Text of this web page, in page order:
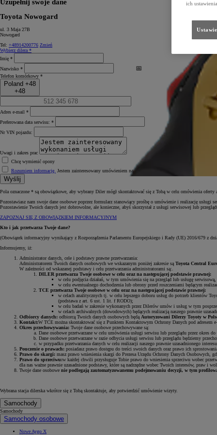
Uzupełnij swoje dane
Toyota Nowogard
ul. 3 Maja 27B
Nowogard
Tel: +48914200776 Zmień
Wybierz dilera *
Imię *
Nazwisko *
Telefon komórkowy *
Poland +48
+48
Adres e-mail *
Preferowana data serwisu: *
Nr VIN pojazdu:
Uwagi i zakres prac
Chcę wymienić opony
Rozumiem informację. Jestem zainteresowany umówieniem na serwis lub przegląd. *
Wyślij
Pola oznaczone * są obowiązkowe, aby wybrany Diler mógł skontaktować się z Tobą w celu omówienia oferty
Pozostawiasz nam swoje dane osobowe poprzez formularz stanowiący prośbę o umówienie i realizację
Pozostawienie Twoich danych jest dobrowolne, ale konieczne, abyś skorzystał z usługi serwisowej lub
ZAPOZNAJ SIĘ Z OBOWIĄZKIEM INFORMACYJNYM
Kto i jak przetwarza Twoje dane?
(Obowiązek informacyjny wynikający z Rozporządzenia Parlamentu Europejskiego i Rady (UE) 2016/679 z
Informujemy, iż:
Administrator danych, cele i podstawy prawne przetwarzania:
Administratorem Twoich danych osobowych we wskazanym poniżej zakresie są Toyota Central
W zależności od wskazanej podstawy i celu przetwarzania administratorami są:.
DILER przetwarza Twoje osobowe w celu oraz na następującej podstawie prawnej:
w celu podjęcia działań, w tym umówienia się na przegląd lub usługę
w celu ewentualnego dochodzenia lub obrony przed roszczeniami będącym
TCE przetwarza Twoje osobowe w celu oraz na następującej podstawie prawnej:
w celach analitycznych tj. w celu lepszego doboru usług do potrzeb klientów
(podstawa z art. 6 ust. 1 lit. f RODO);
w celu badań w zakresie wykonanych przez Dilerów umów i usług w tym
w celach archiwalnych (dowodowych) będących realizacją naszego prawnie
Odbiorcy danych: odbiorcą Twoich danych osobowych będą Autoryzowani Dilerzy Toyoty w
Kontakt:W TCE można skontaktować się z Punktem Kontaktowym Ochrony Danych pod adresem
Okres przechowywania: Twoje dane osobowe przechowywane są:
Dane osobowe przetwarzane w celu umówienia usługi serwisu lub przeglądu przez okres
Dane osobowe przetwarzane w razie odbycia usługi serwisu lub przeglądu będziemy
w przypadku przetwarzania danych w celu realizacji naszego prawnie uzasadnionego
Pouczenie o prawach: posiadasz prawo dostępu do treści swoich danych oraz prawo ich
Prawo do skargi: masz prawo wniesienia skargi do Prezesa Urzędu Ochrony Danych Osobowych,
Prawo do sprzeciwu:w każdej chwili przysługuje Tobie prawo do wniesienia sprzeciwu wobec
dla nas ważne prawnie uzasadnione podstawy, które są nadrzędne wobec Twoich interesów, praw i
Twoje dane osobowe nie podlegają zautomatyzowanemu podejmowaniu decyzji, w tym
Wybrana stacja dilerska wkrótce się z Tobą skontaktuje, aby potwierdzić umówienie wizyty.
Samochody
Samochody
Samochody osobowe
Nowe Aygo X
ich